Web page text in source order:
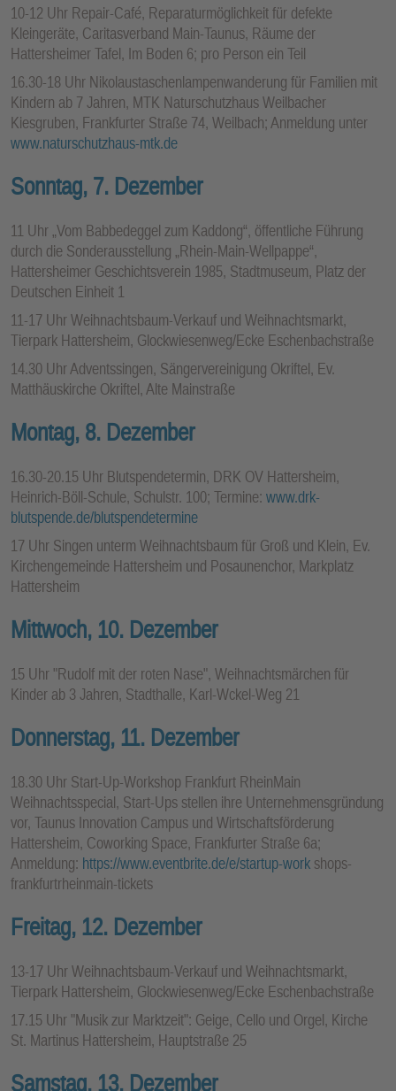
10-12 Uhr Repair-Café, Reparaturmöglichkeit für defekte
Kleingeräte, Caritasverband Main-Taunus, Räume der
Hattersheimer Tafel, Im Boden 6; pro Person ein Teil
16.30-18 Uhr Nikolaustaschenlampenwanderung für Familien mit
Kindern ab 7 Jahren, MTK Naturschutzhaus Weilbacher
Kiesgruben, Frankfurter Straße 74, Weilbach; Anmeldung unter
www.naturschutzhaus-mtk.de
Sonntag, 7. Dezember
11 Uhr „Vom Babbedeggel zum Kaddong“, öffentliche Führung
durch die Sonderausstellung „Rhein-Main-Wellpappe“,
Hattersheimer Geschichtsverein 1985, Stadtmuseum, Platz der
Deutschen Einheit 1
11-17 Uhr Weihnachtsbaum-Verkauf und Weihnachtsmarkt,
Tierpark Hattersheim, Glockwiesenweg/Ecke Eschenbachstraße
14.30 Uhr Adventssingen, Sängervereinigung Okriftel, Ev.
Matthäuskirche Okriftel, Alte Mainstraße
Montag, 8. Dezember
16.30-20.15 Uhr Blutspendetermin, DRK OV Hattersheim,
Heinrich-Böll-Schule, Schulstr. 100; Termine: www.drk-
blutspende.de/blutspendetermine
17 Uhr Singen unterm Weihnachtsbaum für Groß und Klein, Ev.
Kirchengemeinde Hattersheim und Posaunenchor, Markplatz
Hattersheim
Mittwoch, 10. Dezember
15 Uhr "Rudolf mit der roten Nase", Weihnachtsmärchen für
Kinder ab 3 Jahren, Stadthalle, Karl-Wckel-Weg 21
Donnerstag, 11. Dezember
18.30 Uhr Start-Up-Workshop Frankfurt RheinMain
Weihnachtsspecial, Start-Ups stellen ihre Unternehmensgründung
vor, Taunus Innovation Campus und Wirtschaftsförderung
Hattersheim, Coworking Space, Frankfurter Straße 6a;
Anmeldung: https://www.eventbrite.de/e/startup-work shops-
frankfurtrheinmain-tickets
Freitag, 12. Dezember
13-17 Uhr Weihnachtsbaum-Verkauf und Weihnachtsmarkt,
Tierpark Hattersheim, Glockwiesenweg/Ecke Eschenbachstraße
17.15 Uhr "Musik zur Marktzeit": Geige, Cello und Orgel, Kirche
St. Martinus Hattersheim, Hauptstraße 25
Samstag, 13. Dezember